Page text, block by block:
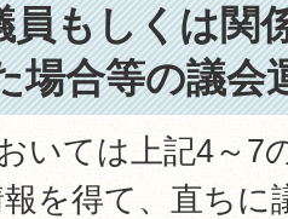
員もしくは関
場合等の議会
いては上記4～7
を得て、直ちに